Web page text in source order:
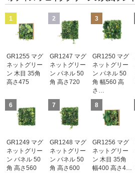
1
GR1255 マグ
ネットグリー
ン 木目 35角
高さ475
2
GR1247 マグ
ネットグリー
ン パネル 50
角 高さ720
3
GR1250 マグ
ネットグリー
ン パネル 50
角 幅560 高
さ…
6
GR1249 マグ
ネットグリー
ン パネル 50
角 高さ560
7
GR1248 マグ
ネットグリー
ン パネル 50
角 高さ600
8
GR1256 マグ
ネットグリー
ン 木目 35角
幅400 高さ4…